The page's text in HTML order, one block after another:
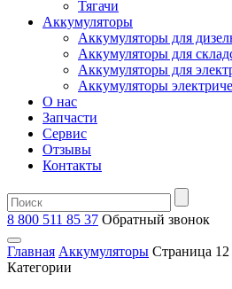
Тягачи
Аккумуляторы
Аккумуляторы для
Аккумуляторы для
Аккумуляторы для
Аккумуляторы
О нас
Запчасти
Сервис
Отзывы
Контакты
8 800 511 85 37 Oбратный звонок
Главная Аккумуляторы Страница 12
Категории